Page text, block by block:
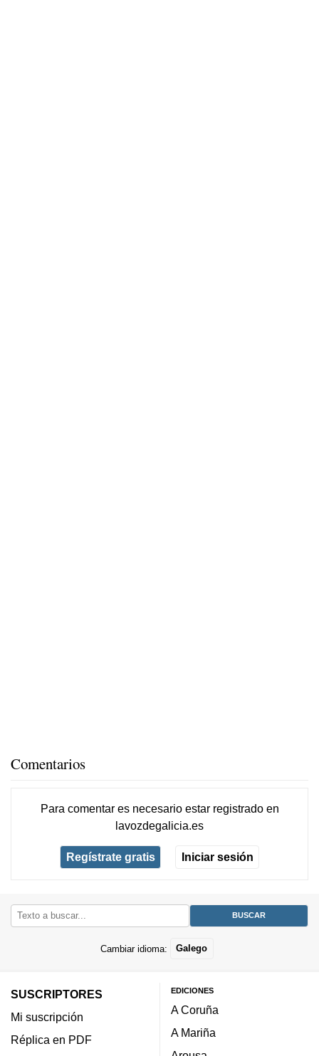
Comentarios
Para comentar es necesario estar registradoen
lavozdegalicia.es
Regístrate gratis Iniciar sesión
Cambiar idioma: Galego
SUSCRIPTORES
Mi suscripción
Réplica en PDF
EDICIONES
A Coruña
A Mariña